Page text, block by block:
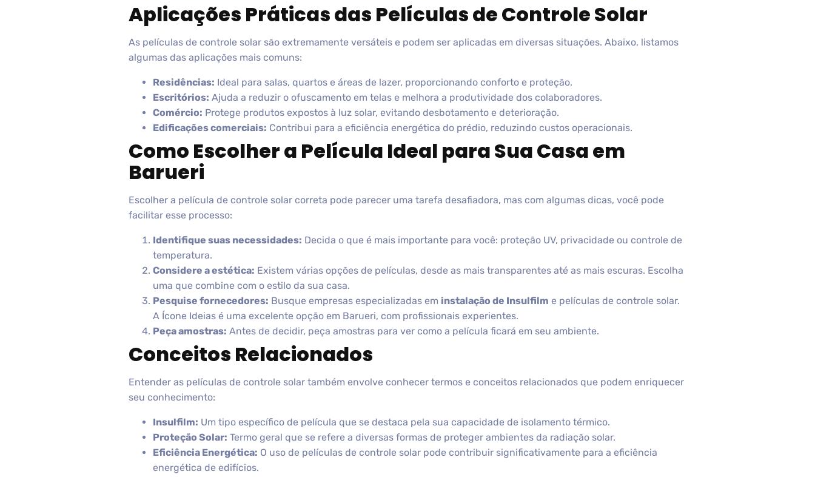
Aplicações Práticas das Películas de Controle Solar
As películas de controle solar são extremamente versáteis e podem ser aplicadas em diversas situações. Abaixo, listamos
algumas das aplicações mais comuns:
Residências: Ideal para salas, quartos e áreas de lazer, proporcionando conforto e proteção.
Escritórios: Ajuda a reduzir o ofuscamento em telas e melhora a produtividade dos colaboradores.
Comércio: Protege produtos expostos à luz solar, evitando desbotamento e deterioração.
Edificações comerciais: Contribui para a eficiência energética do prédio, reduzindo custos operacionais.
Como Escolher a Película Ideal para Sua Casa em
Barueri
Escolher a película de controle solar correta pode parecer uma tarefa desafiadora, mas com algumas dicas, você pode
facilitar esse processo:
Identifique suas necessidades: Decida o que é mais importante para você: proteção UV, privacidade ou controle de
temperatura.
Considere a estética: Existem várias opções de películas, desde as mais transparentes até as mais escuras. Escolha
uma que combine com o estilo da sua casa.
Pesquise fornecedores: Busque empresas especializadas em instalação de Insulfilm e películas de controle solar.
A Ícone Ideias é uma excelente opção em Barueri, com profissionais experientes.
Peça amostras: Antes de decidir, peça amostras para ver como a película ficará em seu ambiente.
Conceitos Relacionados
Entender as películas de controle solar também envolve conhecer termos e conceitos relacionados que podem enriquecer
seu conhecimento:
Insulfilm: Um tipo específico de película que se destaca pela sua capacidade de isolamento térmico.
Proteção Solar: Termo geral que se refere a diversas formas de proteger ambientes da radiação solar.
Eficiência Energética: O uso de películas de controle solar pode contribuir significativamente para a eficiência
energética de edifícios.